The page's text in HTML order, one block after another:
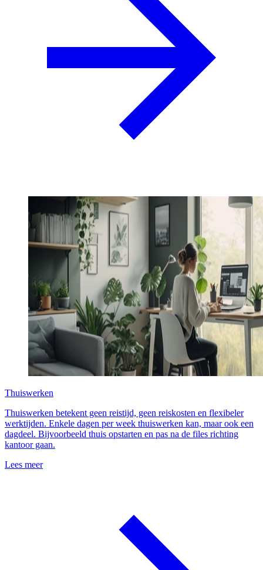
Thuiswerken
Thuiswerken betekent geen reistijd, geen reiskosten en flexibeler
werktijden. Enkele dagen per week thuiswerken kan, maar ook een
dagdeel. Bijvoorbeeld thuis opstarten en pas na de files richting
kantoor gaan.
Lees meer